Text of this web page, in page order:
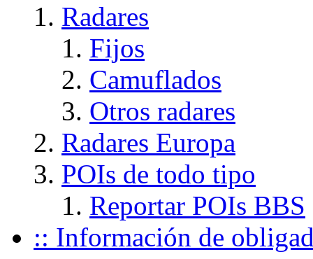
Radares
Fijos
Camuflados
Otros radares
Radares Europa
POIs de todo tipo
Reportar POIs BBS
:: Información de